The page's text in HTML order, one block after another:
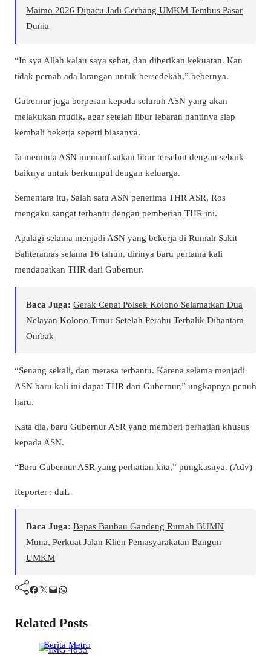
Maimo 2026 Dipacu Jadi Gerbang UMKM Tembus Pasar
Dunia
“In sya Allah kalau saya sehat, dan diberikan kekuatan. Kan
tidak pernah ada larangan untuk bersedekah,” bebernya.
Gubernur juga berpesan kepada seluruh ASN yang akan
melakukan mudik, agar setelah libur lebaran nantinya siap
kembali bekerja seperti biasanya.
Ia meminta ASN memanfaatkan libur tersebut dengan sebaik-
baiknya untuk berkumpul dengan keluarga.
Sementara itu, Salah satu ASN penerima THR ASR, Ros
mengaku sangat terbantu dengan pemberian THR ini.
Apalagi selama menjadi ASN yang bekerja di Rumah Sakit
Bahteramas selama 16 tahun, dirinya baru pertama kali
mendapatkan THR dari Gubernur.
Baca Juga: Gerak Cepat Polsek Kolono Selamatkan Dua
Nelayan Kolono Timur Setelah Perahu Terbalik Dihantam
Ombak
“Senang sekali, dan merasa terbantu. Karena selama menjadi
ASN baru kali ini dapat THR dari Gubernur,” ungkapnya penuh
haru.
Kata dia, baru Gubernur ASR yang memberi perhatian khusus
kepada ASN.
“Baru Gubernur ASR yang perhatian kita,” pungkasnya. (Adv)
Reporter : duL
Baca Juga: Bapas Baubau Gandeng Rumah BUMN
Muna, Perkuat Jalan Klien Pemasyarakatan Bangun
UMKM
Facebook Twitter Mail WhatsApp
Related Posts
Berita Metro